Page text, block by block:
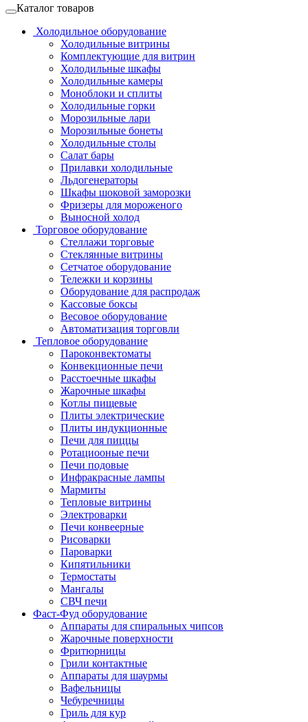
Каталог товаров
Холодильное оборудование
Холодильные витрины
Комплектующие для витрин
Холодильные шкафы
Холодильные камеры
Моноблоки и сплиты
Холодильные горки
Морозильные лари
Морозильные бонеты
Холодильные столы
Салат бары
Прилавки холодильные
Льдогенераторы
Шкафы шоковой заморозки
Фризеры для мороженого
Выносной холод
Торговое оборудование
Стеллажи торговые
Стеклянные витрины
Сетчатое оборудование
Тележки и корзины
Оборудование для распродаж
Кассовые боксы
Весовое оборудование
Автоматизация торговли
Тепловое оборудование
Пароконвектоматы
Конвекционные печи
Расстоечные шкафы
Жарочные шкафы
Котлы пищевые
Плиты электрические
Плиты индукционные
Печи для пиццы
Ротациооные печи
Печи подовые
Инфракрасные лампы
Мармиты
Тепловые витрины
Электроварки
Печи конвеерные
Рисоварки
Пароварки
Кипятильники
Термостаты
Мангалы
СВЧ печи
Фаст-Фуд оборудование
Аппараты для спиральных чипсов
Жарочные поверхности
Фритюрницы
Грили контактные
Аппараты для шаурмы
Вафельницы
Чебуречницы
Гриль для кур